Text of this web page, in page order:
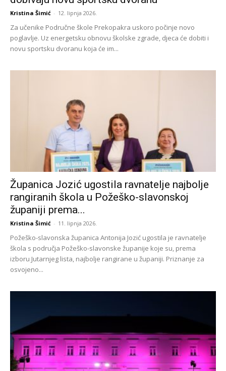
Kristina Šimić - 12. lipnja 2026.
Za učenike Područne škole Prekopakra uskoro počinje novo
poglavlje. Uz energetsku obnovu školske zgrade, djeca će dobiti i
novu sportsku dvoranu koja će im...
Županica Jozić ugostila ravnatelje najbolje
rangiranih škola u Požeško-slavonskoj
županiji prema...
Kristina Šimić - 11. lipnja 2026.
Požeško-slavonska županica Antonija Jozić ugostila je ravnatelje
škola s područja Požeško-slavonske županije koje su, prema
izboru Jutarnjeg lista, najbolje rangirane u županiji. Priznanje za
osvojeno...